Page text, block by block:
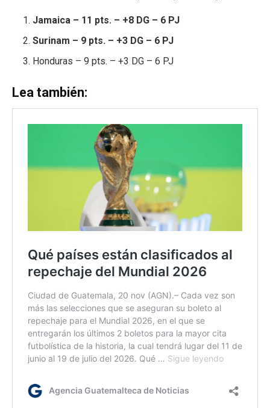
Jamaica – 11 pts. – +8 DG – 6 PJ
Surinam – 9 pts. – +3 DG – 6 PJ
Honduras – 9 pts. – +3 DG – 6 PJ
Lea también: